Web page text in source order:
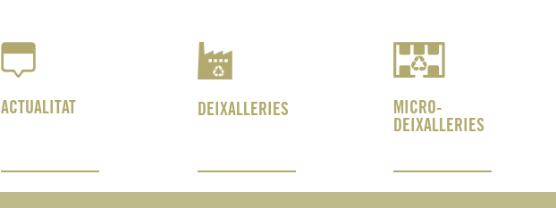
ACTUALITAT DEIXALLERIES
MICRO-
DEIXALLERIES